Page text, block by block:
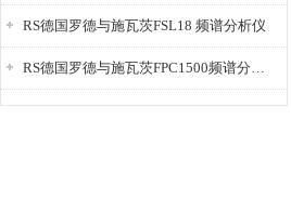
RS德国罗德与施瓦茨FSL18 频谱分析仪
RS德国罗德与施瓦茨FPC1500频谱分析仪